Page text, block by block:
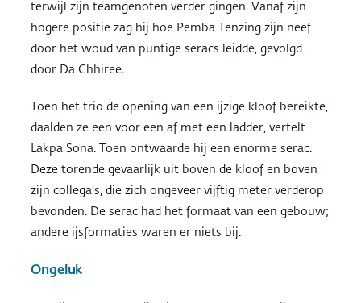
terwijl zijn teamgenoten verder gingen. Vanaf zijn
hogere positie zag hij hoe Pemba Tenzing zijn neef
door het woud van puntige seracs leidde, gevolgd
door Da Chhiree.
Toen het trio de opening van een ijzige kloof bereikte,
daalden ze een voor een af met een ladder, vertelt
Lakpa Sona. Toen ontwaarde hij een enorme serac.
Deze torende gevaarlijk uit boven de kloof en boven
zijn collega’s, die zich ongeveer vijftig meter verderop
bevonden. De serac had het formaat van een gebouw;
andere ijsformaties waren er niets bij.
Ongeluk